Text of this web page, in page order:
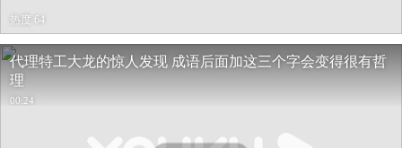
热度 64
代理特工大龙的惊人发现 成语后面加这三个字会变得很有哲
理
00:24